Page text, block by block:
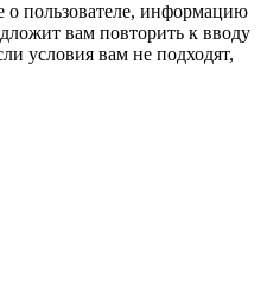
пользователе, информацию
вам повторить к вводу
условия вам не подходят,